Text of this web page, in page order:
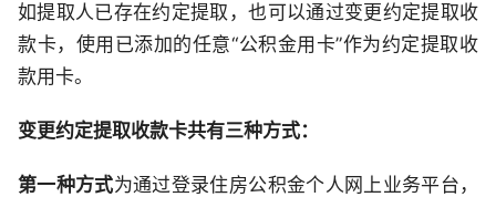
如提取人已存在约定提取，也可以通过变更约定提取收
款卡，使用已添加的任意“公积金用卡”作为约定提取收
款用卡。
变更约定提取收款卡共有三种方式：
第一种方式为通过登录住房公积金个人网上业务平台，